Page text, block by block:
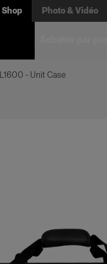
Shop Photo & Vidéo
L1600 - Unit Case